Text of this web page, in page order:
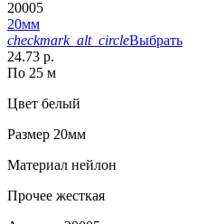
20005
20мм
checkmark_alt_circleВыбрать
24.73 р.
По 25 м
Цвет белый
Размер 20мм
Материал нейлон
Прочее жесткая